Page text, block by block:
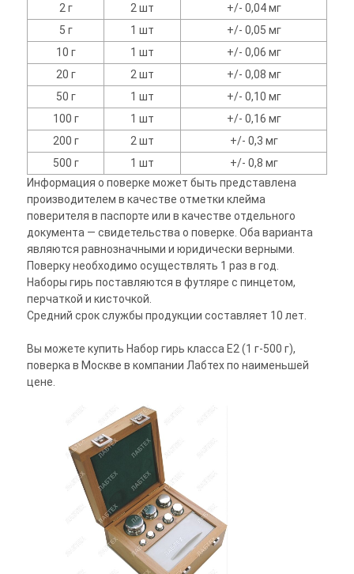
2 г
2 шт
+/- 0,04 мг
5 г
1 шт
+/- 0,05 мг
10 г
1 шт
+/- 0,06 мг
20 г
2 шт
+/- 0,08 мг
50 г
1 шт
+/- 0,10 мг
100 г
1 шт
+/- 0,16 мг
200 г
2 шт
+/- 0,3 мг
500 г
1 шт
+/- 0,8 мг
Информация о поверке может быть представлена
производителем в качестве отметки клейма
поверителя в паспорте или в качестве отдельного
документа — свидетельства о поверке. Оба варианта
являются равнозначными и юридически верными.
Поверку необходимо осуществлять 1 раз в год.
Наборы гирь поставляются в футляре с пинцетом,
перчаткой и кисточкой.
Средний срок службы продукции составляет 10 лет.
Вы можете купить Набор гирь класса E2 (1 г-500 г),
поверка в Москве в компании Лабтех по наименьшей
цене.